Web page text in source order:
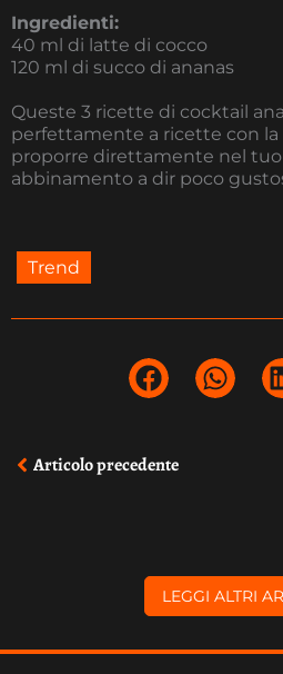
Ingredienti:
40 ml di latte di cocco
120 ml di succo di ananas
Queste 3 ricette di cocktail
perfettamente a ricette con la
proporre direttamente nel
abbinamento a dir poco
Trend
Articolo precedente
LEGGI ALTRI